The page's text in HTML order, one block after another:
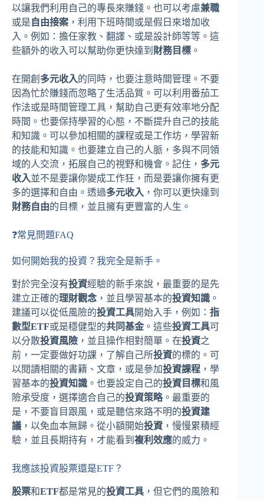
以讓我們利用自己的專長來賺錢。也可以考慮兼職
或是 自由接案 ，利用下班時間或是假日來增加收
入。例如：擔任家教、翻譯、或是設計師等等。這
些額外的收入可以幫助你更快達到 財務目標 。
在開創 多元收入的同時，也要注意時間管理。不要
因為忙於賺錢而忽略了生活品質。可以利用番茄工
作法或是時間管理工具，幫助自己更有效率地分配
時間。也要保持學習的心態，不斷提升自己的技能
和知識。可以參加相關的課程或是工作坊，學習新
的技能和知識。也要建立自己的人脈，多與不同領
域的人交流，拓展自己的視野和機會。記住， 多元
收入並不是要讓你變成工作狂，而是要讓你擁有更
多的選擇和自由。透過多元收入 ，你可以更快達到
財務自由的目標，並且擁有更豐富的人生。
❓常見問題FAQ
如何開始我的投資？我完全是新手。
對於完全沒有投資經驗的新手來說，最重要的是先
建立正確的理財觀念 ，並且學習基本的投資知識 。
建議可以從低風險的投資工具開始入手，例如： 指
數型ETF或是穩健型的共同基金 。這些投資工具可
以分散投資風險 ，並且操作相對簡單。在投資之
前，一定要做好功課，了解自己所投資的標的。可
以閱讀相關的書籍、文章，或是參加投資課程 ，學
習基本的投資知識 。也要設定自己的投資目標和風
險承受度，選擇適合自己的投資策略。最重要的
是，不要盲目跟風，或是聽信來路不明的投資建
議 ，以免血本無歸。從小額開始投資 ，慢慢累積經
驗，並且長期持有，才能看到 複利效應的威力。
我應該投資股票還是ETF？
股票和ETF都是常見的投資工具 ，但它們的風險和